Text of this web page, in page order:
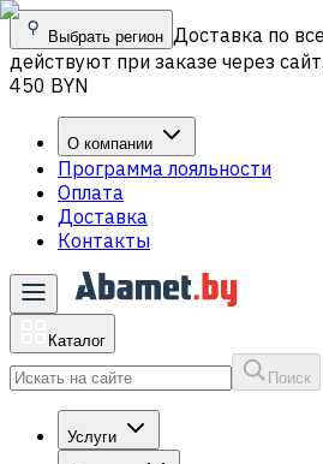
Выбрать регион Доставка по
действуют при заказе через
450 BYN
О компании
Программа лояльности
Оплата
Доставка
Контакты
Каталог
Поиск
Услуги